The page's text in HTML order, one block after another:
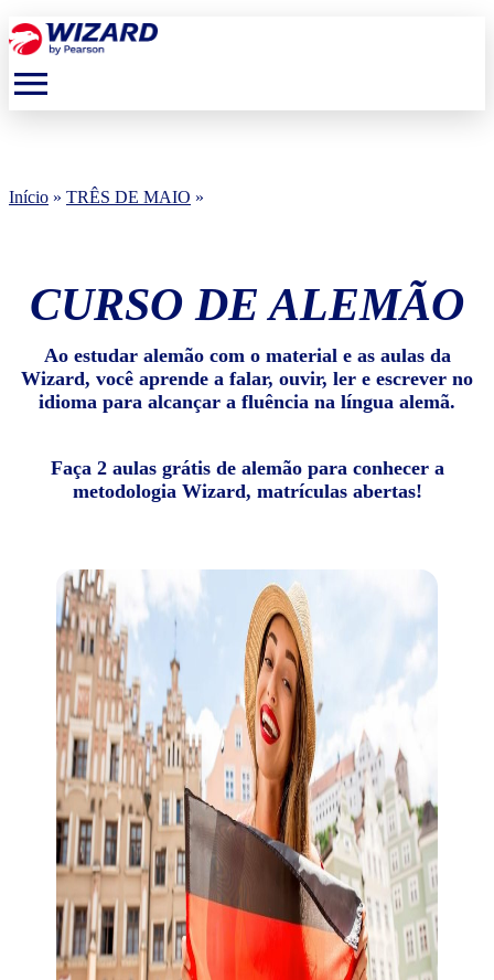
menu
Início » TRÊS DE MAIO »
CURSO DE ALEMÃO
Ao estudar alemão com o material e as aulas da
Wizard, você aprende a falar, ouvir, ler e escrever no
idioma para alcançar a fluência na língua alemã.
Faça 2 aulas grátis de alemão para conhecer a
metodologia Wizard, matrículas abertas!